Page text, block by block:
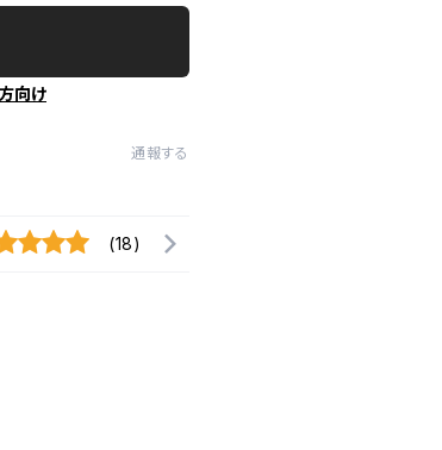
向け
通報する
(18)